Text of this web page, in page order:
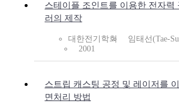
스테이플 조인트를 이용한 전자력
러의 제작
대한전기학회
임태선(Tae-
2001
스트립 캐스팅 공정 및 레이저를
면처리 방법